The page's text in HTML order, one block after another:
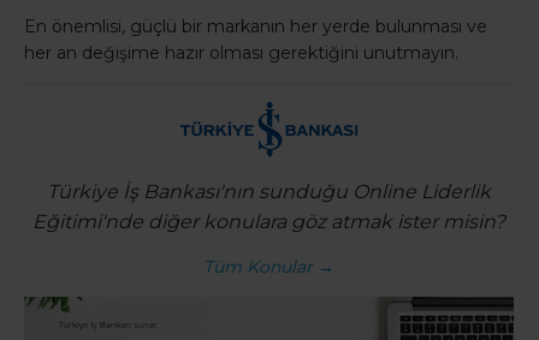
En önemlisi, güçlü bir markanın her yerde bulunması ve
her an değişime hazır olması gerektiğini unutmayın.
Türkiye İş Bankası'nın sunduğu Online Liderlik
Eğitimi'nde diğer konulara göz atmak ister misin?
Tüm Konular →